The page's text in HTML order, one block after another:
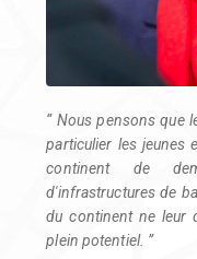
“ Nous pensons que
particulier les jeunes
continent de
d'infrastructures de
du continent ne leur
plein potentiel. ”